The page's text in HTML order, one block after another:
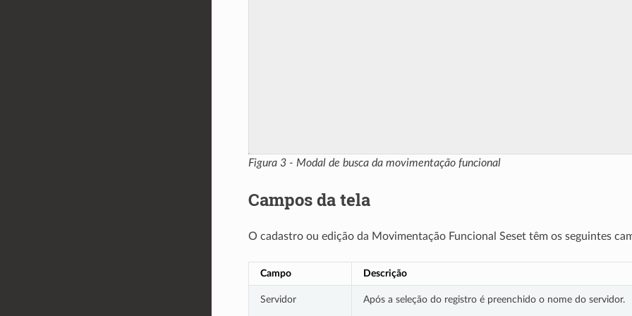
Figura 3 - Modal de busca da movimentação funcional
Campos da tela
O cadastro ou edição da Movimentação Funcional Seset têm os seguintes
Campo Descrição
Servidor Após a seleção do registro é preenchido o nome do servidor.